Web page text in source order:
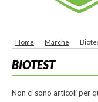
Home Marche
BIOTEST
Non ci sono articoli per